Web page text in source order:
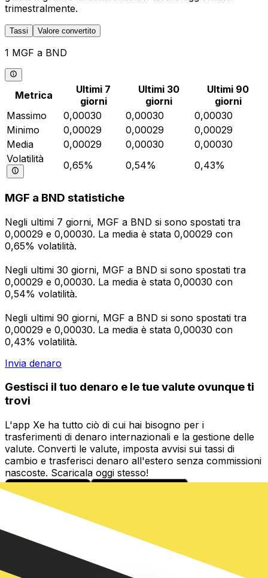
trimestralmente.
Tassi Valore convertito
1 MGF a BND
Metrica
Ultimi 7
giorni
Ultimi 30
giorni
Ultimi 90
giorni
Massimo
0,00030 0,00030
0,00030
Minimo
0,00029 0,00029
0,00029
Media
0,00029 0,00030
0,00030
Volatilità
0,65% 0,54% 0,43%
MGF a BND statistiche
Negli ultimi 7 giorni, MGF a BND si sono spostati tra
0,00029 e 0,00030. La media è stata 0,00029 con
0,65% volatilità.
Negli ultimi 30 giorni, MGF a BND si sono spostati tra
0,00029 e 0,00030. La media è stata 0,00030 con
0,54% volatilità.
Negli ultimi 90 giorni, MGF a BND si sono spostati tra
0,00029 e 0,00030. La media è stata 0,00030 con
0,43% volatilità.
Invia denaro
Gestisci il tuo denaro e le tue valute ovunque ti
trovi
L'app Xe ha tutto ciò di cui hai bisogno per i
trasferimenti di denaro internazionali e la gestione delle
valute. Converti le valute, imposta avvisi sui tassi di
cambio e trasferisci denaro all'estero senza commissioni
nascoste. Scaricala oggi stesso!